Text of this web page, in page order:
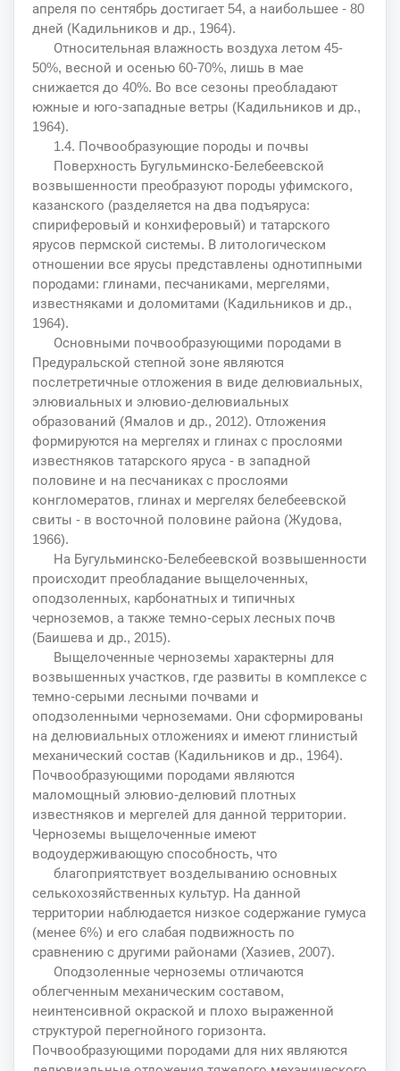
апреля по сентябрь достигает 54, а наибольшее - 80
дней (Кадильников и др., 1964).
Относительная влажность воздуха летом 45-
50%, весной и осенью 60-70%, лишь в мае
снижается до 40%. Во все сезоны преобладают
южные и юго-западные ветры (Кадильников и др.,
1964).
1.4. Почвообразующие породы и почвы
Поверхность Бугульминско-Белебеевской
возвышенности преобразуют породы уфимского,
казанского (разделяется на два подъяруса:
спириферовый и конхиферовый) и татарского
ярусов пермской системы. В литологическом
отношении все ярусы представлены однотипными
породами: глинами, песчаниками, мергелями,
известняками и доломитами (Кадильников и др.,
1964).
Основными почвообразующими породами в
Предуральской степной зоне являются
послетретичные отложения в виде делювиальных,
элювиальных и элювио-делювиальных
образований (Ямалов и др., 2012). Отложения
формируются на мергелях и глинах с прослоями
известняков татарского яруса - в западной
половине и на песчаниках с прослоями
конгломератов, глинах и мергелях белебеевской
свиты - в восточной половине района (Жудова,
1966).
На Бугульминско-Белебеевской возвышенности
происходит преобладание выщелоченных,
оподзоленных, карбонатных и типичных
черноземов, а также темно-серых лесных почв
(Баишева и др., 2015).
Выщелоченные черноземы характерны для
возвышенных участков, где развиты в комплексе с
темно-серыми лесными почвами и
оподзоленными черноземами. Они сформированы
на делювиальных отложениях и имеют глинистый
механический состав (Кадильников и др., 1964).
Почвообразующими породами являются
маломощный элювио-делювий плотных
известняков и мергелей для данной территории.
Черноземы выщелоченные имеют
водоудерживающую способность, что
благоприятствует возделыванию основных
селькохозяйственных культур. На данной
территории наблюдается низкое содержание гумуса
(менее 6%) и его слабая подвижность по
сравнению с другими районами (Хазиев, 2007).
Оподзоленные черноземы отличаются
облегченным механическим составом,
неинтенсивной окраской и плохо выраженной
структурой перегнойного горизонта.
Почвообразующими породами для них являются